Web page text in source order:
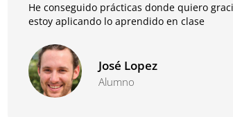
He conseguido prácticas donde quiero
estoy aplicando lo aprendido en clase
José Lopez
Alumno